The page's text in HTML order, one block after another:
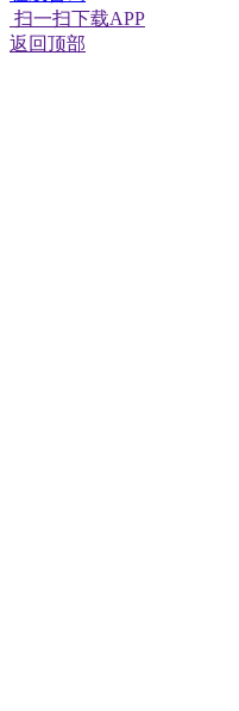
扫一扫下载APP
返回顶部